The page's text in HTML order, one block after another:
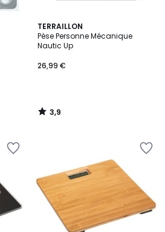
TERRAILLON
Pèse Personne Mécanique
Nautic Up
26,99 €
3,9
/ 5
3,9
/